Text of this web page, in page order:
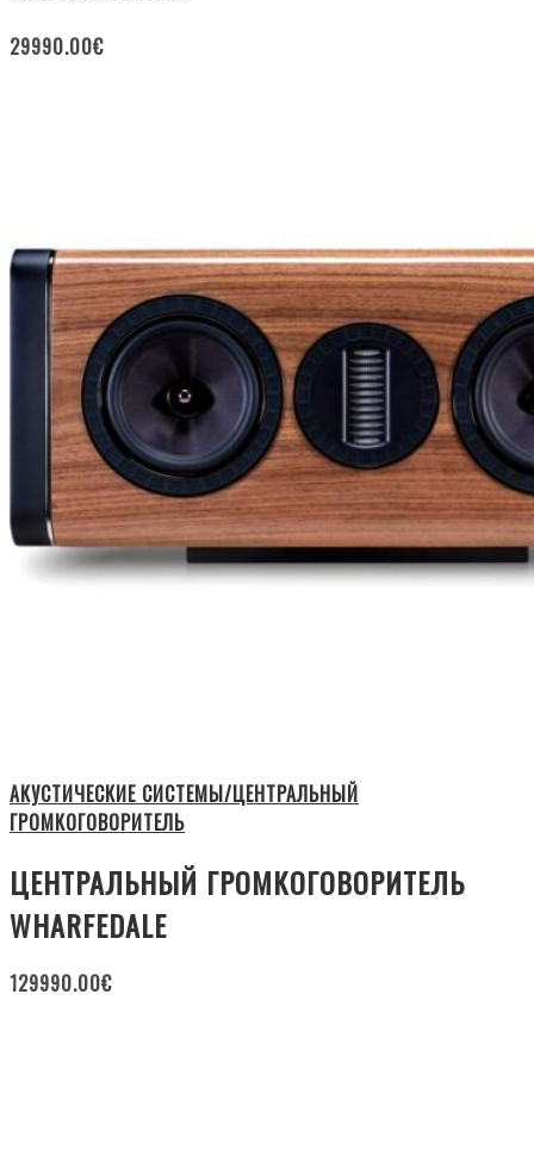
29990.00€
АКУСТИЧЕСКИЕ СИСТЕМЫ/ЦЕНТРАЛЬНЫЙ
ГРОМКОГОВОРИТЕЛЬ
ЦЕНТРАЛЬНЫЙ ГРОМКОГОВОРИТЕЛЬ
WHARFEDALE
129990.00€